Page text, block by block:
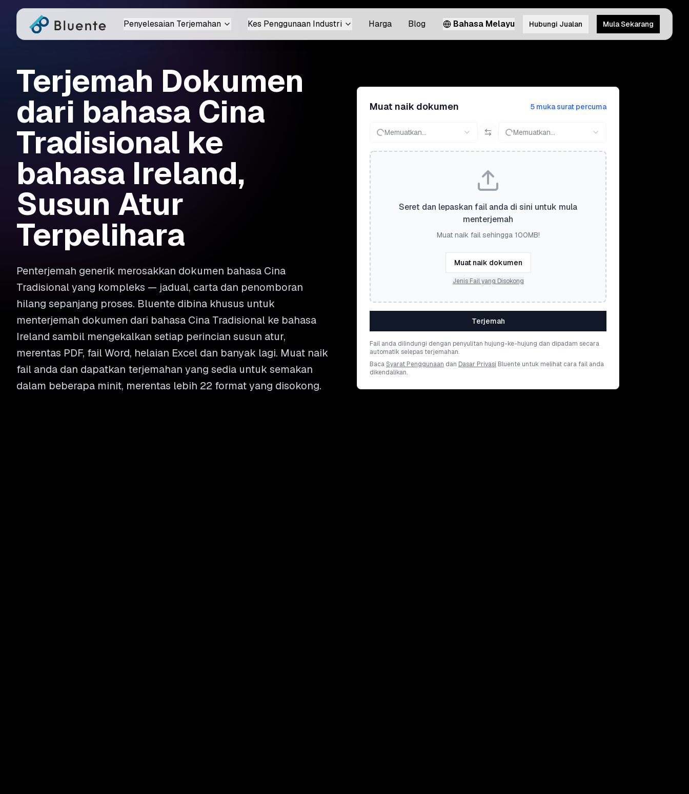
Penyelesaian Terjemahan Kes Penggunaan Industri Harga Blog Bahasa Melayu Hubungi Jualan Mula Sekarang
Terjemah Dokumen
dari bahasa Cina
Tradisional ke
bahasa Ireland,
Susun Atur
Terpelihara
Penterjemah generik merosakkan dokumen bahasa Cina
Tradisional yang kompleks — jadual, carta dan penomboran
hilang sepanjang proses. Bluente dibina khusus untuk
menterjemah dokumen dari bahasa Cina Tradisional ke bahasa
Ireland sambil mengekalkan setiap perincian susun atur,
merentas PDF, fail Word, helaian Excel dan banyak lagi. Muat naik
fail anda dan dapatkan terjemahan yang sedia untuk semakan
dalam beberapa minit, merentas lebih 22 format yang disokong.
Muat naik dokumen 5 muka surat percuma
Memuatkan... Memuatkan...
Seret dan lepaskan fail anda di sini untuk mula
menterjemah
Muat naik fail sehingga 100MB!
Muat naik dokumen
Jenis Fail yang Disokong
Terjemah
Fail anda dilindungi dengan penyulitan hujung-ke-hujung dan dipadam secara
automatik selepas terjemahan.
BacaSyarat Penggunaan dan Dasar Privasi Bluente untuk melihat cara fail anda
dikendalikan.